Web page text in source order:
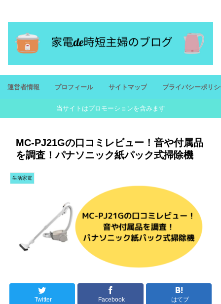
運営者情報 プロフィール サイトマップ プライバシーポリシ
当サイトはプロモーションを含みます
MC-PJ21Gの口コミレビュー！音や付属品
を調査！パナソニック紙パック式掃除機
生活家電
Twitter Facebook はてブ